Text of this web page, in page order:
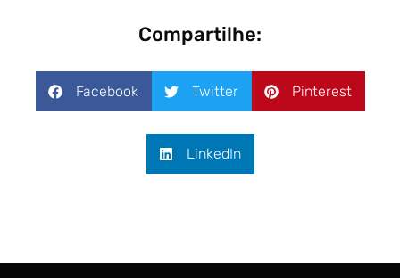
Compartilhe:
Facebook Twitter Pinterest
LinkedIn